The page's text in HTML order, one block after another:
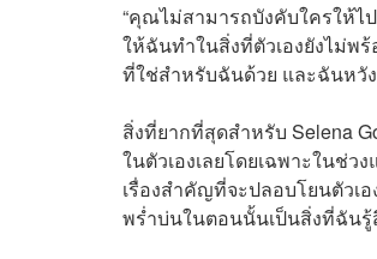
“คุณไม่สามารถบังคับใครให้ไ
ให้ฉันทำในสิ่งที่ตัวเองยังไม่พ
ที่ใช่สำหรับฉันด้วย และฉันหวั
สิ่งที่ยากที่สุดสำหรับ Selena
ในตัวเองเลยโดยเฉพาะในช่
เรื่องสำคัญที่จะปลอบโยนตัวเ
พร่ำบ่นในตอนนั้นเป็นสิ่งที่ฉัน